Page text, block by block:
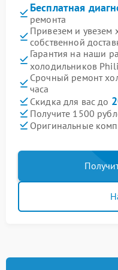
Бесплатная
ремонта
Привезем и увезем
собственной
Гарантия на наши
холодильников
Срочный ремонт
часа
Скидка для вас до
Получите 1500
Оригинальные